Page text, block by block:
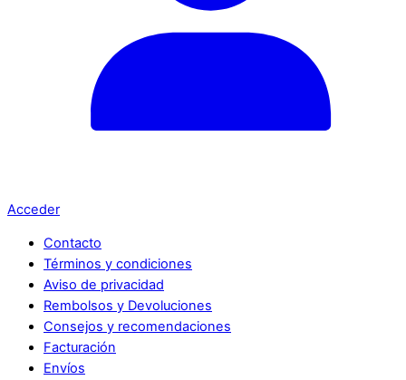
Acceder
Contacto
Términos y condiciones
Aviso de privacidad
Rembolsos y Devoluciones
Consejos y recomendaciones
Facturación
Envíos